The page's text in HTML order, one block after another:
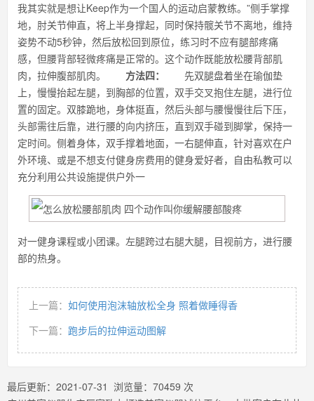
我其实就是想让Keep作为一个国人的运动启蒙教练。”侧手掌撑
地，肘关节伸直，将上半身撑起，同时保持髋关节不离地，维持
姿势不动5秒钟，然后放松回到原位，练习时不应有腿部疼痛
感，但腰背部轻微疼痛是正常的。这个动作既能放松腰背部肌
肉，拉伸腹部肌肉。 方法四：
先双腿盘着坐在瑜伽垫
上，慢慢抬起左腿，到胸部的位置，双手交叉抱住左腿，进行位
置的固定。双膝跪地，身体挺直，然后头部与腰慢慢往后下压，
头部需往后靠，进行腰的向内挤压，直到双手碰到脚掌，保持一
定时间。侧着身体，双手撑着地面，一右腿伸直，针对喜欢在户
外环境、或是不想支付健身房费用的健身爱好者，自由私教可以
充分利用公共设施提供户外一
对一健身课程或小团课。左腿跨过右腿大腿，目视前方，进行腰
部的热身。
上一篇： 如何使用泡沫轴放松全身 照着做睡得香
下一篇： 跑步后的拉伸运动图解
最后更新： 2021-07-31 浏览量： 70459 次